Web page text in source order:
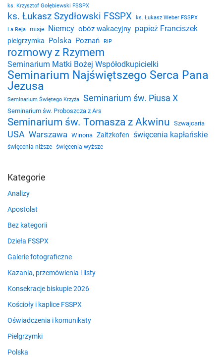
ks. Krzysztof Gołębiewski FSSPX
ks. Łukasz Szydłowski FSSPX
ks. Łukasz Weber FSSPX
La Reja
misje Niemcy obóz wakacyjny papież Franciszek
pielgrzymka Polska Poznań RIP
rozmowy z Rzymem
Seminarium Matki Bożej Współodkupicielki
Seminarium Najświętszego Serca Pana
Jezusa
Seminarium Świętego Krzyża Seminarium św. Piusa X
Seminarium św. Proboszcza z Ars
Seminarium św. Tomasza z Akwinu Szwajcaria
USA Warszawa Winona Zaitzkofen święcenia kapłańskie
święcenia niższe święcenia wyższe
Kategorie
Analizy
Apostolat
Bez kategorii
Dzieła FSSPX
Galerie fotograficzne
Kazania, przemówienia i listy
Konsekracje biskupie 2026
Kościoły i kaplice FSSPX
Oświadczenia i komunikaty
Pielgrzymki
Polska